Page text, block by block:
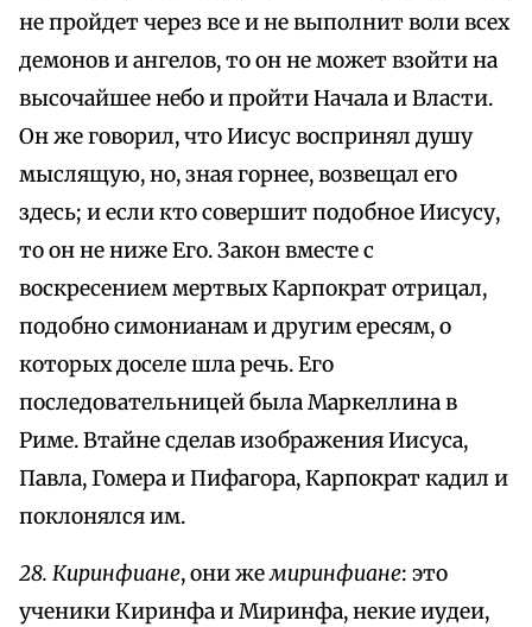
не пройдет через все и не выполнит воли всех
демонов и ангелов, то он не может взойти на
высочайшее небо и пройти Начала и Власти.
Он же говорил, что Иисус воспринял душу
мыслящую, но, зная горнее, возвещал его
здесь; и если кто совершит подобное Иисусу,
то он не ниже Его. Закон вместе с
воскресением мертвых Карпократ отрицал,
подобно симонианам и другим ересям, о
которых доселе шла речь. Его
последовательницей была Маркеллина в
Риме. Втайне сделав изображения Иисуса,
Павла, Гомера и Пифагора, Карпократ кадил и
поклонялся им.
28. Киринфиане, они жемиринфиане: это
ученики Киринфа и Миринфа, некие иудеи,